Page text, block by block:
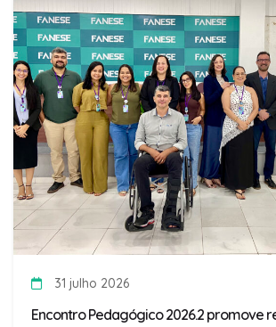
31 julho 2026
Encontro Pedagógico 2026.2 promove